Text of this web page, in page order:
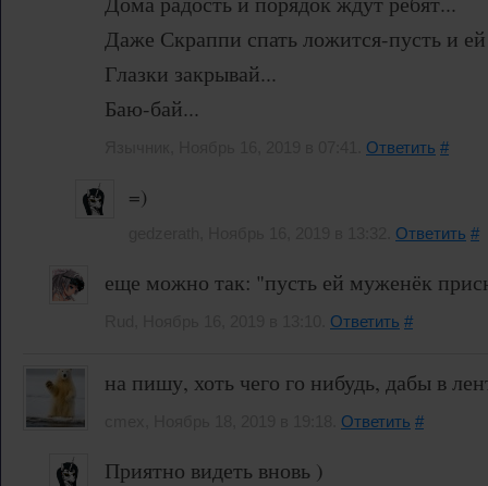
Даже Скраппи спать ложится-пусть и
Глазки закрывай...
Баю-бай...
Ответить #
=)
Ответить #
еще можно так: "пусть ей муженёк
Ответить #
на пишу, хоть чего го нибудь, дабы в
Ответить #
Приятно видеть вновь )